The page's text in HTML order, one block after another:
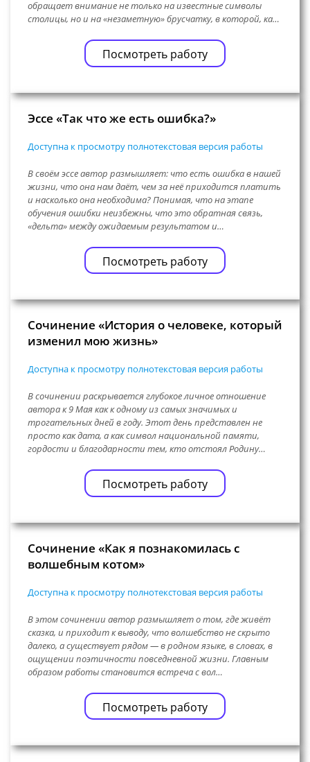
обращает внимание не только на известные символы
столицы, но и на «незаметную» брусчатку, в которой, ка…
Посмотреть работу
Эссе «Так что же есть ошибка?»
Доступна к просмотру полнотекстовая версия работы
В своём эссе автор размышляет: что есть ошибка в нашей
жизни, что она нам даёт, чем за неё приходится платить
и насколько она необходима? Понимая, что на этапе
обучения ошибки неизбежны, что это обратная связь,
«дельта» между ожидаемым результатом и…
Посмотреть работу
Сочинение «История о человеке, который
изменил мою жизнь»
Доступна к просмотру полнотекстовая версия работы
В сочинении раскрывается глубокое личное отношение
автора к 9 Мая как к одному из самых значимых и
трогательных дней в году. Этот день представлен не
просто как дата, а как символ национальной памяти,
гордости и благодарности тем, кто отстоял Родину…
Посмотреть работу
Сочинение «Как я познакомилась с
волшебным котом»
Доступна к просмотру полнотекстовая версия работы
В этом сочинении автор размышляет о том, где живёт
сказка, и приходит к выводу, что волшебство не скрыто
далеко, а существует рядом — в родном языке, в словах, в
ощущении поэтичности повседневной жизни. Главным
образом работы становится встреча с вол…
Посмотреть работу